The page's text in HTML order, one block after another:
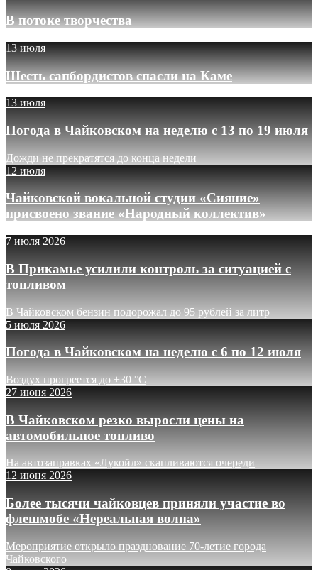
В потоке творчества
13 июля
Шесть сапбордистов спасли на Каме
13 июля
Погода в Чайковском на неделю с 13 по 19 июля
Дожди не прекратятся до конца недели
12 июля
Чайковской вокальной студии «Сияние»
присвоено звание «Народный коллектив»
7 июля 2026
В Прикамье усилили контроль за ситуацией с
топливом
В Чайковском бензин подорожал до 95 рублей за литр
5 июля 2026
Погода в Чайковском на неделю с 6 по 12 июля
Воздух прогреется до +30 °C
27 июня 2026
В Чайковском резко выросли цены на
автомобильное топливо
На автозаправках «Лукойл» скапливаются очереди
12 июня 2026
Более тысячи чайковцев приняли участие во
флешмобе «Нереальная волна»
Мероприятие открыло празднование 70-летие города
Чайковского